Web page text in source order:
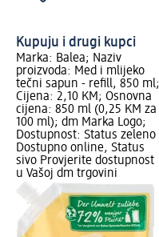
Kupuju i drugi kupci
Marka: Balea; Naziv
proizvoda: Med i mlijeko
tečni sapun - refill, 850 ml;
Cijena: 2,10 KM; Osnovna
cijena: 850 ml (0,25 KM za
100 ml); dm Marka Logo;
Dostupnost: Status zeleno
Dostupno online, Status
sivo Provjerite dostupnost
u Vašoj dm trgovini